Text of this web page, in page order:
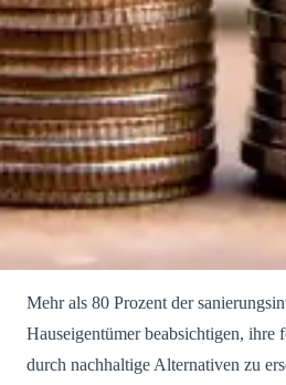
Mehr als 80 Prozent der
Hauseigentümer beabsichtigen, ihre
durch nachhaltige Alternativen zu